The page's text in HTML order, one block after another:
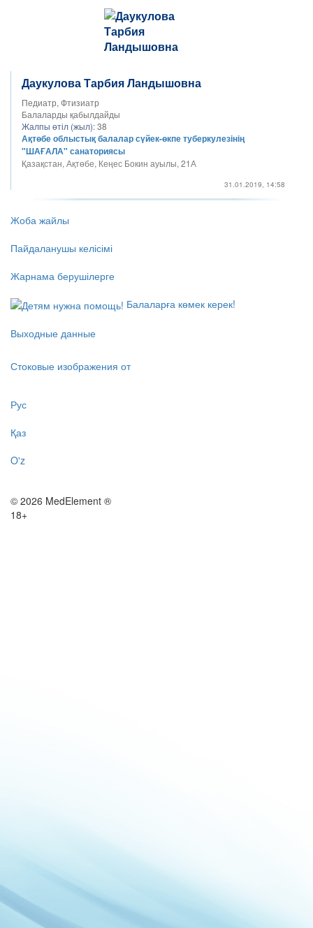
Даукулова Тарбия Ландышовна
Педиатр, Фтизиатр
Балаларды қабылдайды
Жалпы өтіл (жыл):38
Ақтөбе облыстық балалар сүйек-өкпе туберкулезінің
"ШАҒАЛА" санаториясы
Қазақстан, Ақтөбе, Кеңес Бокин ауылы, 21А
31.01.2019, 14:58
Жоба жайлы
Пайдаланушы келісімі
Жарнама берушілерге
Балаларға көмек керек!
Выходные данные
Стоковые изображения от
Рус
Қаз
O'z
© 2026 MedElement ®
18+